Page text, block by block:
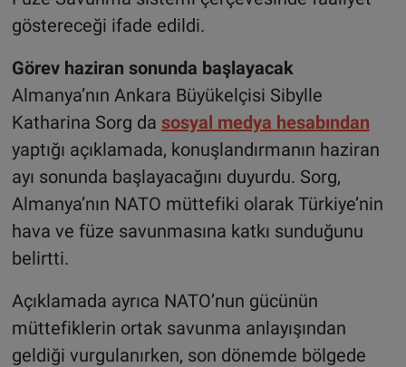
göstereceği ifade edildi.
Görev haziran sonunda başlayacak
Almanya’nın Ankara Büyükelçisi Sibylle
Katharina Sorg da sosyal medya hesabından
yaptığı açıklamada, konuşlandırmanın haziran
ayı sonunda başlayacağını duyurdu. Sorg,
Almanya’nın NATO müttefiki olarak Türkiye’nin
hava ve füze savunmasına katkı sunduğunu
belirtti.
Açıklamada ayrıca NATO’nun gücünün
müttefiklerin ortak savunma anlayışından
geldiği vurgulanırken, son dönemde bölgede